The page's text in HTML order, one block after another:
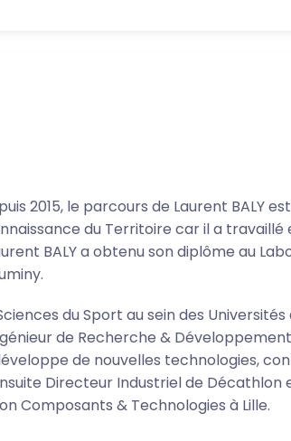
2015, le parcours de Laurent
du Territoire car il a
BALY a obtenu son diplôme au
du Sport au sein des
de Recherche &
de nouvelles technologies,
Directeur Industriel de Décathlon
Composants & Technologies à Lille.